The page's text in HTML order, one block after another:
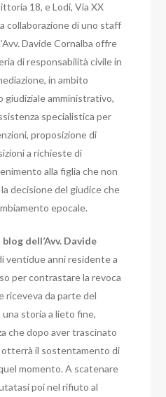
18, e Lodi, Via XX
collaborazione di uno staff
Davide Cornalba offre
di responsabilità civile in
in ambito
giudiziale amministrativo,
specialistica per
proposizione di
a richieste di
alla figlia che non
decisione del giudice che
epocale.
dell’Avv. Davide
ventidue anni residente a
per contrastare la revoca
riceveva da parte del
storia a lieto fine,
che dopo aver trascinato
otterrà il sostentamento di
momento.A scatenare
poi nel rifiuto al